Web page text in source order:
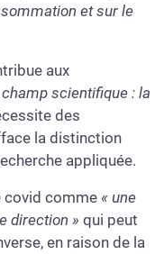
et sur le
aux
scientifique : la
des
la distinction
appliquée.
covid comme « une
direction » qui peut
en raison de la